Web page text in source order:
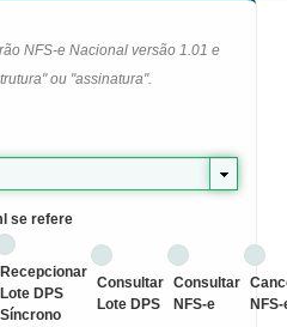
NFS-e Nacional versão 1.01 e
ou "assinatura".
se refere
Recepcionar
Lote DPS
Síncrono
Consultar
Lote DPS
Consultar
NFS-e
NFS-